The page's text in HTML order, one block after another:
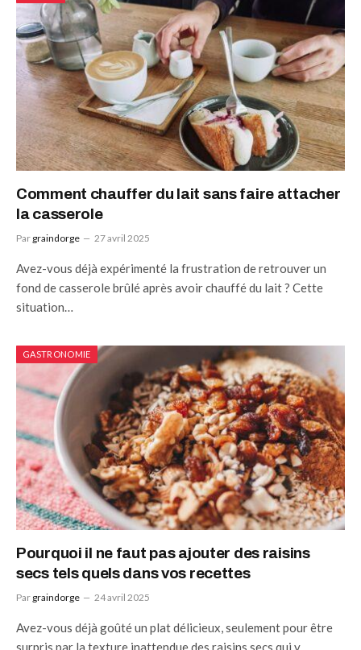
Comment chauffer du lait sans faire attacher
la casserole
Par graindorge 27 avril 2025
Avez-vous déjà expérimenté la frustration de retrouver un
fond de casserole brûlé après avoir chauffé du lait ? Cette
situation…
GASTRONOMIE
Pourquoi il ne faut pas ajouter des raisins
secs tels quels dans vos recettes
Par graindorge 24 avril 2025
Avez-vous déjà goûté un plat délicieux, seulement pour être
surpris par la texture inattendue des raisins secs qui y